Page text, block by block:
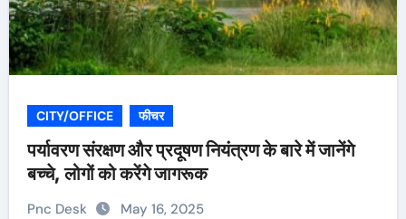
CITY/OFFICE फीचर
पर्यावरण संरक्षण और प्रदूषण नियंत्रण के बारे में जानेंगे
बच्चे, लोगों को करेंगे जागरूक
Pnc Desk May 16, 2025